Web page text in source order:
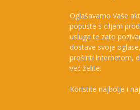
Oglašavamo Vaše
popuste s ciljem
usluga te zato
dostave svoje
proširiti internetom,
već želite.
Koristite najbolje i